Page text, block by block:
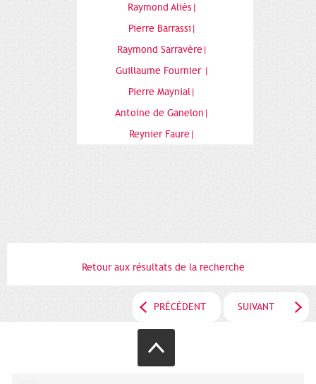
Raymond Aliès|
Pierre Barrassi|
Raymond Sarravère|
Guillaume Fournier |
Pierre Maynial|
Antoine de Ganelon|
Reynier Faure|
Retour aux résultats de la recherche
PRÉCÉDENT SUIVANT